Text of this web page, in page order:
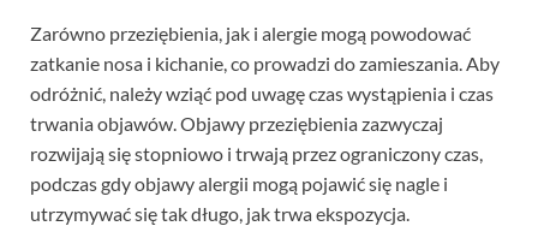
Zarówno przeziębienia, jak i alergie mogą powodować
zatkanie nosa i kichanie, co prowadzi do zamieszania. Aby
odróżnić, należy wziąć pod uwagę czas wystąpienia i czas
trwania objawów. Objawy przeziębienia zazwyczaj
rozwijają się stopniowo i trwają przez ograniczony czas,
podczas gdy objawy alergii mogą pojawić się nagle i
utrzymywać się tak długo, jak trwa ekspozycja.